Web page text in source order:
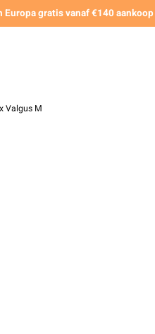
gratis vanaf €140 aankoop
Valgus M